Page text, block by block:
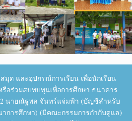
มุด และอุปกรณ์การเรียน เพื่อนักเรียน
อร่วมสบทบทุนเพื่อการศึกษา ธนาคาร
2 นายณัฐพล จันทร์แจ่มฟ้า (บัญชีสำหรับ
การศึกษา) (มีคณะกรรมการกำกับดูแล)